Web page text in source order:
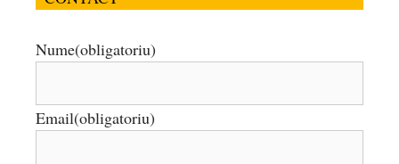
Nume(obligatoriu)
Email(obligatoriu)